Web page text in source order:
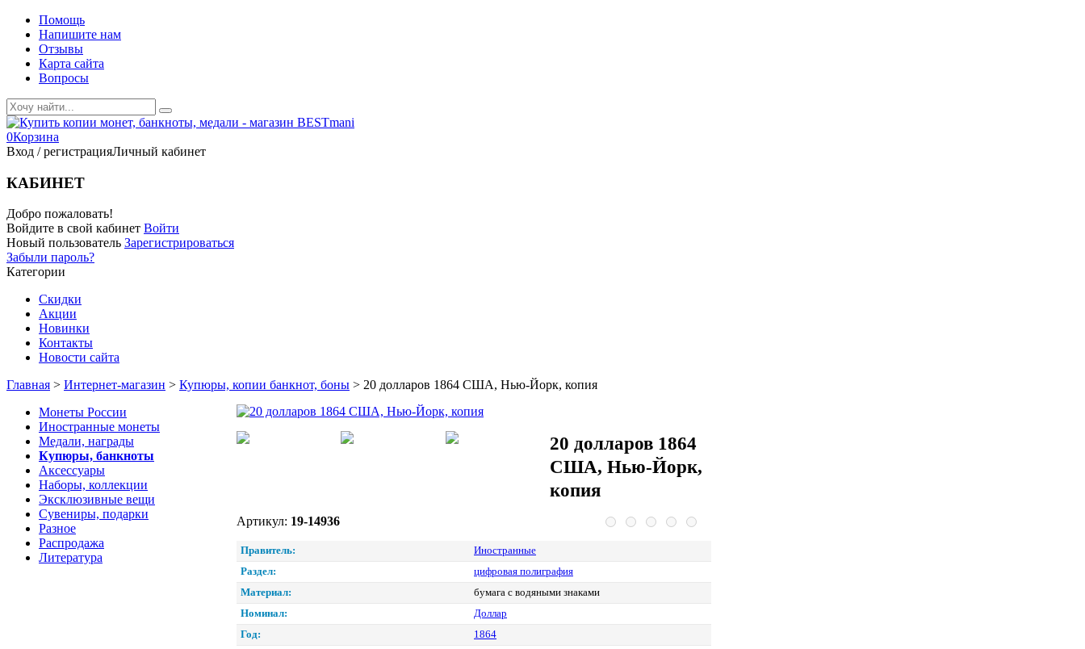
Помощь
Напишите нам
Отзывы
Карта сайта
Вопросы
0Корзина
Вход / регистрацияЛичный кабинет
КАБИНЕТ
Добро пожаловать!
Войдите в свой кабинет Войти
Новый пользователь Зарегистрироваться
Забыли пароль?
Категории
Скидки
Акции
Новинки
Контакты
Новости сайта
Главная > Интернет-магазин > Купюры, копии банкнот, боны > 20 долларов 1864 США, Нью-Йорк, копия
20 долларов 1864
США, Нью-Йорк,
копия
Артикул: 19-14936
Правитель:
Иностранные
Раздел:
цифровая полиграфия
Материал:
бумага с водяными знаками
Номинал:
Доллар
Год:
1864
Монеты России
Иностранные монеты
Медали, награды
Купюры, банкноты
Аксессуары
Наборы, коллекции
Эксклюзивные вещи
Сувениры, подарки
Разное
Распродажа
Литература